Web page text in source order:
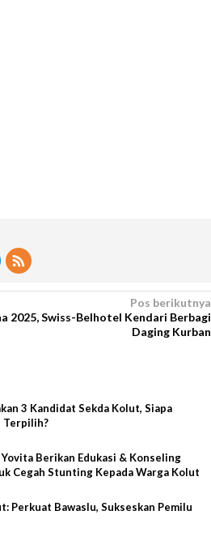
Pos berikutnya
2025, Swiss-Belhotel Kendari Berbagi
Daging Kurban
3 Kandidat Sekda Kolut, Siapa
Terpilih?
Berikan Edukasi & Konseling
Cegah Stunting Kepada Warga Kolut
Perkuat Bawaslu, Sukseskan Pemilu